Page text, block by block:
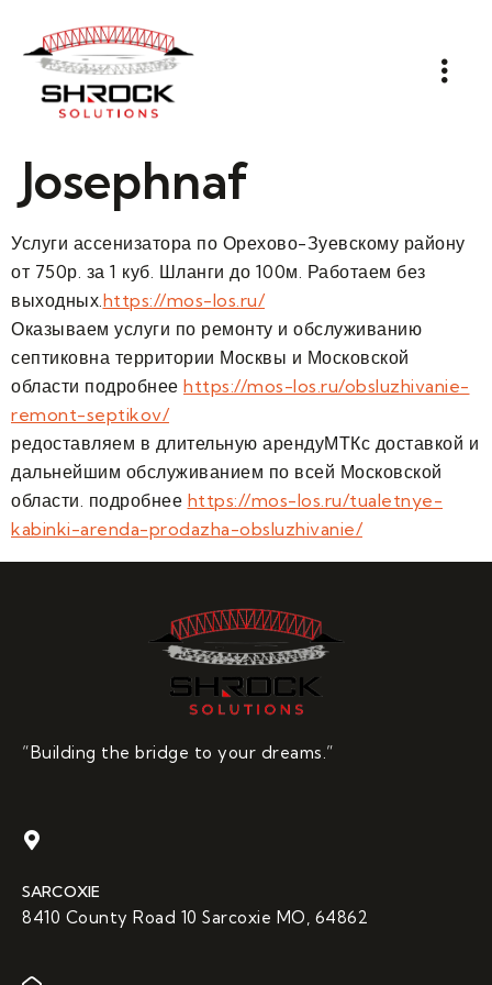
Josephnaf
Услуги ассенизатора по Орехово-Зуевскому району
от 750р. за 1 куб. Шланги до 100м. Работаем без
выходных.https://mos-los.ru/
Оказываем услуги по ремонту и обслуживанию
септиковна территории Москвы и Московской
области подробнее https://mos-los.ru/obsluzhivanie-
remont-septikov/
редоставляем в длительную арендуМТКс доставкой и
дальнейшим обслуживанием по всей Московской
области. подробнее https://mos-los.ru/tualetnye-
kabinki-arenda-prodazha-obsluzhivanie/
“Building the bridge to your dreams.”
SARCOXIE
8410 County Road 10 Sarcoxie MO, 64862